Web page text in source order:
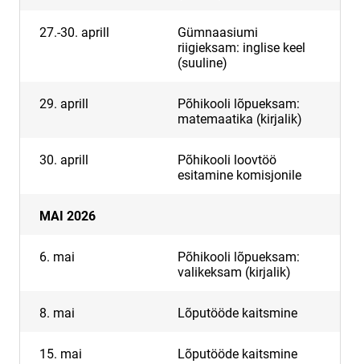
27.-30. aprill
Gümnaasiumi
riigieksam: inglise keel
(suuline)
29. aprill
Põhikooli lõpueksam:
matemaatika (kirjalik)
30. aprill
Põhikooli loovtöö
esitamine komisjonile
MAI 2026
6. mai
Põhikooli lõpueksam:
valikeksam (kirjalik)
8. mai Lõputööde kaitsmine
15. mai Lõputööde kaitsmine